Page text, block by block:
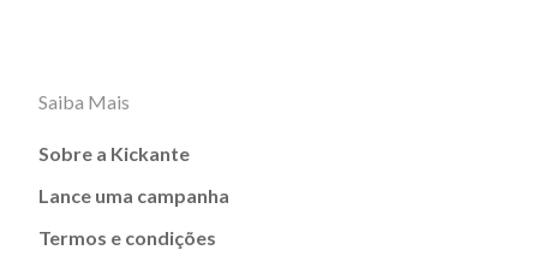
Saiba Mais
Sobre a Kickante
Lance uma campanha
Termos e condições